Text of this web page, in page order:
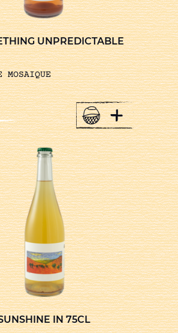
UNPREDICTABLE
MOSAIQUE
+
IN 75CL